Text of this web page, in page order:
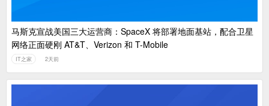
马斯克宣战美国三大运营商：SpaceX 将部署地面基站，配合卫星
网络正面硬刚 AT&T、Verizon 和 T-Mobile
IT之家 2天前